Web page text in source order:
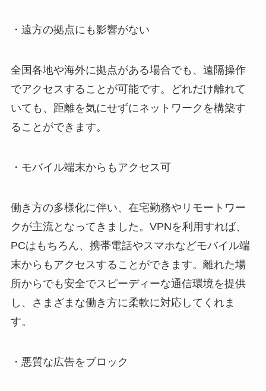
・遠方の拠点にも影響がない
全国各地や海外に拠点がある場合でも、遠隔操作
でアクセスすることが可能です。どれだけ離れて
いても、距離を気にせずにネットワークを構築す
ることができます。
・モバイル端末からもアクセス可
働き方の多様化に伴い、在宅勤務やリモートワー
クが主流となってきました。VPNを利用すれば、
PCはもちろん、携帯電話やスマホなどモバイル端
末からもアクセスすることができます。離れた場
所からでも安全でスピーディーな通信環境を提供
し、さまざまな働き方に柔軟に対応してくれま
す。
・悪質な広告をブロック